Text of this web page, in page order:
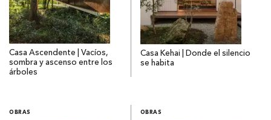
Casa Ascendente | Vacíos,
sombra y ascenso entre los
árboles
Casa Kehai | Donde el silencio
se habita
OBRAS OBRAS